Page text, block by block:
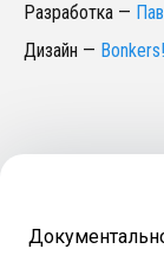
Разработка —
Дизайн — Bonkers!